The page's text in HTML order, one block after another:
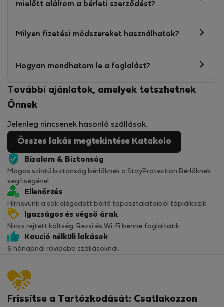
mielőtt aláírom a bérleti szerződést?
Milyen fizetési módszereket használhatok?
Hogyan mondhatom le a foglalást?
További ajánlatok, amelyek tetszhetnek
Önnek
Jelenleg nincsenek hasonló szállások.
Összes lakás megtekintése Katakolo
Bizalom & Biztonság
Magas szintű biztonság bérlőknek a StayProtection Bérlőknek
segítségével.
Ellenőrzés
Hírnevünk a sok elégedett bérlő tapasztalataiból táplálkozik.
Igazságos és végső árak
Nincs rejtett költség. Rezsi és Wi-Fi benne foglaltatik.
Kaució nélküli lakások
6 hónapnál rövidebb szállásoknál.
Frissítse a Tartózkodását: Csatlakozzon